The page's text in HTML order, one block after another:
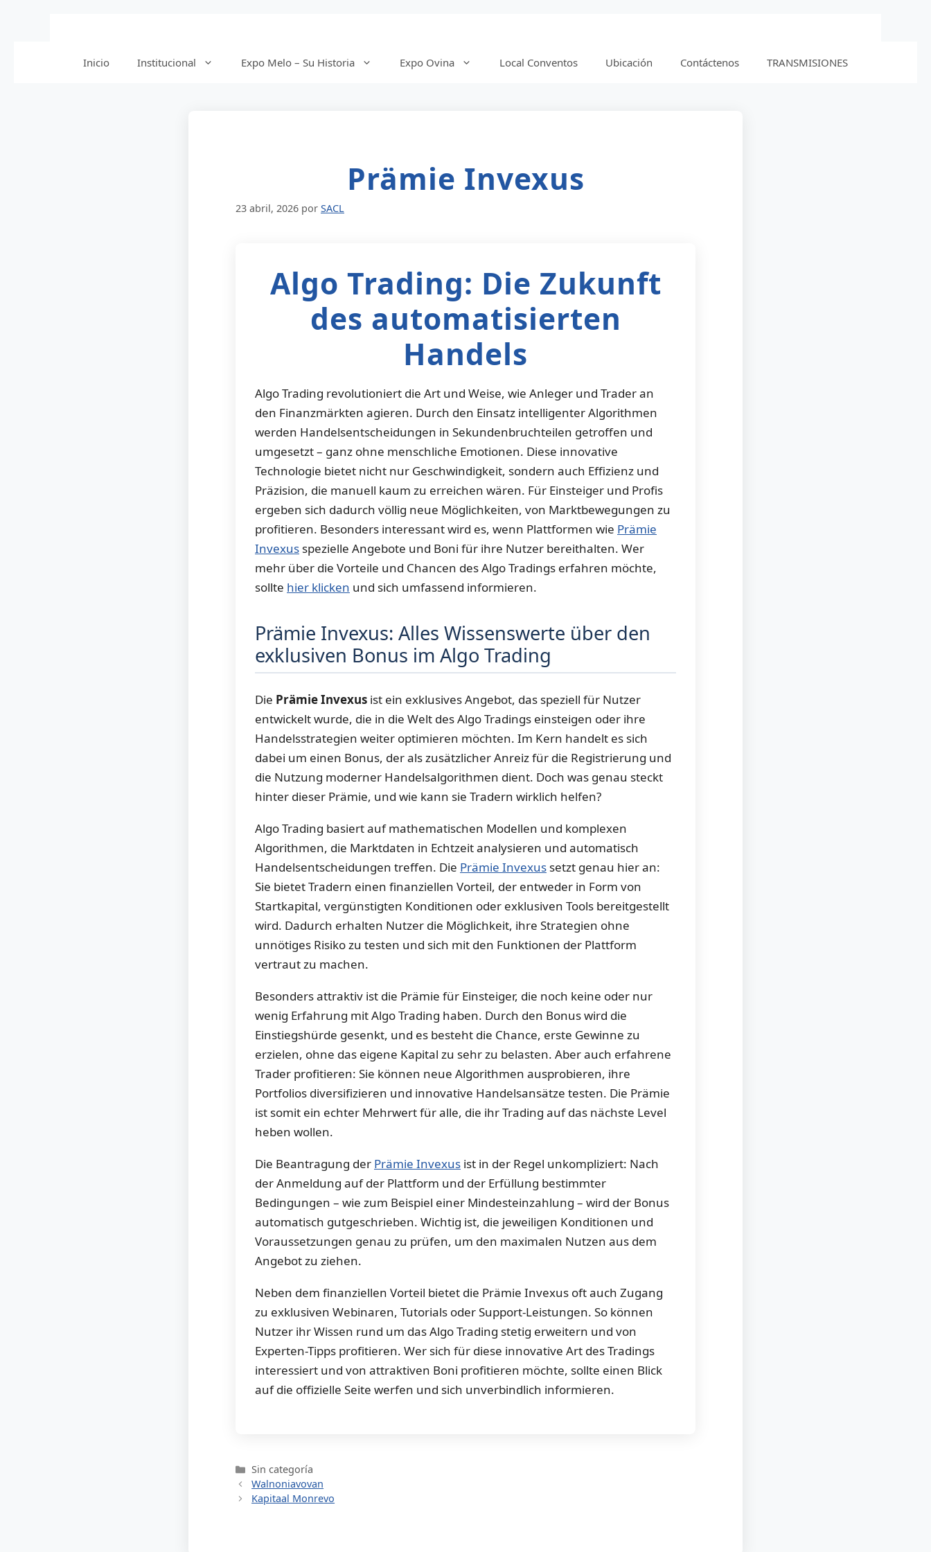
Inicio Institucional Expo Melo – Su Historia Expo Ovina Local Conventos Ubicación Contáctenos TRANSMISIONES
Prämie Invexus
23 abril, 2026 por SACL
Algo Trading: Die Zukunft
des automatisierten
Handels
Algo Trading revolutioniert die Art und Weise, wie Anleger und Trader an
den Finanzmärkten agieren. Durch den Einsatz intelligenter Algorithmen
werden Handelsentscheidungen in Sekundenbruchteilen getroffen und
umgesetzt – ganz ohne menschliche Emotionen. Diese innovative
Technologie bietet nicht nur Geschwindigkeit, sondern auch Effizienz und
Präzision, die manuell kaum zu erreichen wären. Für Einsteiger und Profis
ergeben sich dadurch völlig neue Möglichkeiten, von Marktbewegungen zu
profitieren. Besonders interessant wird es, wenn Plattformen wie Prämie
Invexus spezielle Angebote und Boni für ihre Nutzer bereithalten. Wer
mehr über die Vorteile und Chancen des Algo Tradings erfahren möchte,
sollte hier klicken und sich umfassend informieren.
Prämie Invexus: Alles Wissenswerte über den
exklusiven Bonus im Algo Trading
Die Prämie Invexus ist ein exklusives Angebot, das speziell für Nutzer
entwickelt wurde, die in die Welt des Algo Tradings einsteigen oder ihre
Handelsstrategien weiter optimieren möchten. Im Kern handelt es sich
dabei um einen Bonus, der als zusätzlicher Anreiz für die Registrierung und
die Nutzung moderner Handelsalgorithmen dient. Doch was genau steckt
hinter dieser Prämie, und wie kann sie Tradern wirklich helfen?
Algo Trading basiert auf mathematischen Modellen und komplexen
Algorithmen, die Marktdaten in Echtzeit analysieren und automatisch
Handelsentscheidungen treffen. Die Prämie Invexus setzt genau hier an:
Sie bietet Tradern einen finanziellen Vorteil, der entweder in Form von
Startkapital, vergünstigten Konditionen oder exklusiven Tools bereitgestellt
wird. Dadurch erhalten Nutzer die Möglichkeit, ihre Strategien ohne
unnötiges Risiko zu testen und sich mit den Funktionen der Plattform
vertraut zu machen.
Besonders attraktiv ist die Prämie für Einsteiger, die noch keine oder nur
wenig Erfahrung mit Algo Trading haben. Durch den Bonus wird die
Einstiegshürde gesenkt, und es besteht die Chance, erste Gewinne zu
erzielen, ohne das eigene Kapital zu sehr zu belasten. Aber auch erfahrene
Trader profitieren: Sie können neue Algorithmen ausprobieren, ihre
Portfolios diversifizieren und innovative Handelsansätze testen. Die Prämie
ist somit ein echter Mehrwert für alle, die ihr Trading auf das nächste Level
heben wollen.
Die Beantragung der Prämie Invexus ist in der Regel unkompliziert: Nach
der Anmeldung auf der Plattform und der Erfüllung bestimmter
Bedingungen – wie zum Beispiel einer Mindesteinzahlung – wird der Bonus
automatisch gutgeschrieben. Wichtig ist, die jeweiligen Konditionen und
Voraussetzungen genau zu prüfen, um den maximalen Nutzen aus dem
Angebot zu ziehen.
Neben dem finanziellen Vorteil bietet die Prämie Invexus oft auch Zugang
zu exklusiven Webinaren, Tutorials oder Support-Leistungen. So können
Nutzer ihr Wissen rund um das Algo Trading stetig erweitern und von
Experten-Tipps profitieren. Wer sich für diese innovative Art des Tradings
interessiert und von attraktiven Boni profitieren möchte, sollte einen Blick
auf die offizielle Seite werfen und sich unverbindlich informieren.
Categorías
Sin categoría
Walnoniavovan
Kapitaal Monrevo